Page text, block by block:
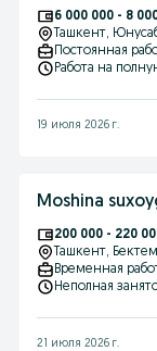
6 000 000 - 8
Ташкент,
Постоянная
Работа на
19 июля 2026 г.
Moshina
200 000 - 220
Ташкент,
Временная
Неполная
21 июля 2026 г.